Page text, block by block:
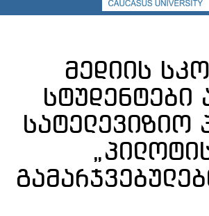
მედიის
სტუდენტები
სატელევიზიო